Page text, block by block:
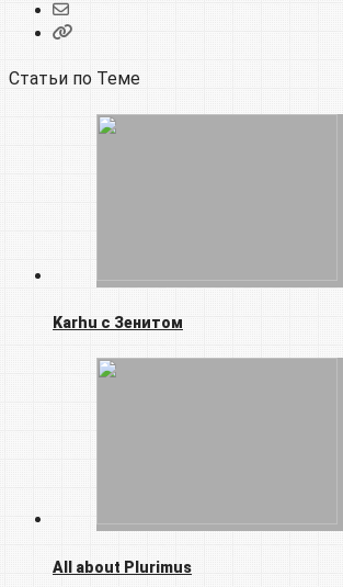
Статьи по Теме
Karhu с Зенитом
All about Plurimus